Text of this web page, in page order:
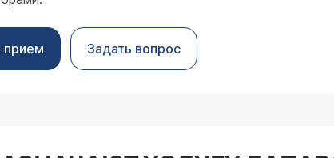
прием Задать вопрос